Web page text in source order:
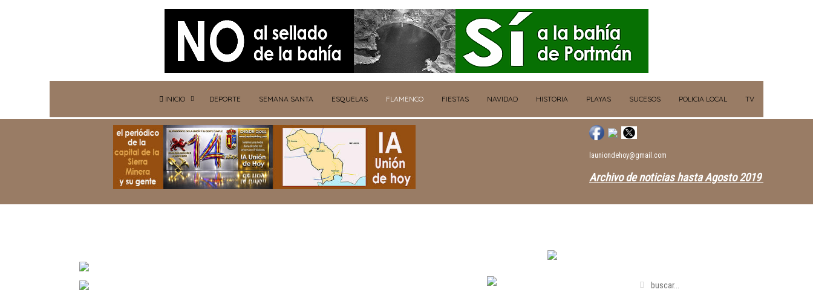
INICIO DEPORTE SEMANA SANTA ESQUELAS FLAMENCO FIESTAS NAVIDAD HISTORIA PLAYAS SUCESOS POLICIA LOCAL TV
launiondehoy@gmail.com
Archivo de noticias hasta Agosto 2019